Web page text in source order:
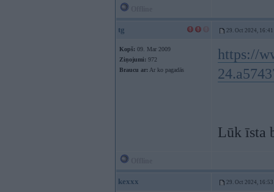
tg 29. Oct 2024, 16:41
Kopš: 09. Mar 2009
Ziņojumi: 972
Braucu ar: Ar ko pagadās
https://
Lūk īsta
kexxx 29. Oct 2024, 16:53